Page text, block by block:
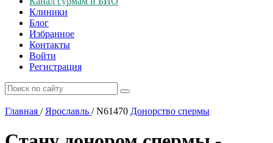
Клиники
Блог
Избранное
Контакты
Войти
Регистрация
Главная / Ярославль /N61470 Донорство спермы